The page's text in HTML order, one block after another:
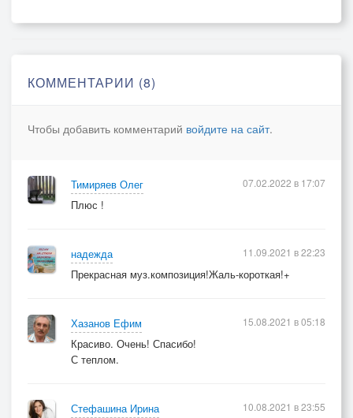
КОММЕНТАРИИ (8)
Чтобы добавить комментарий войдите на сайт.
Тимиряев Олег
Плюс !
07.02.2022 в 17:07
надежда
Прекрасная муз.композиция!Жаль-короткая!+
11.09.2021 в 22:23
Хазанов Ефим
Красиво. Очень! Спасибо!
С теплом.
15.08.2021 в 05:18
Стефашина Ирина
10.08.2021 в 23:55